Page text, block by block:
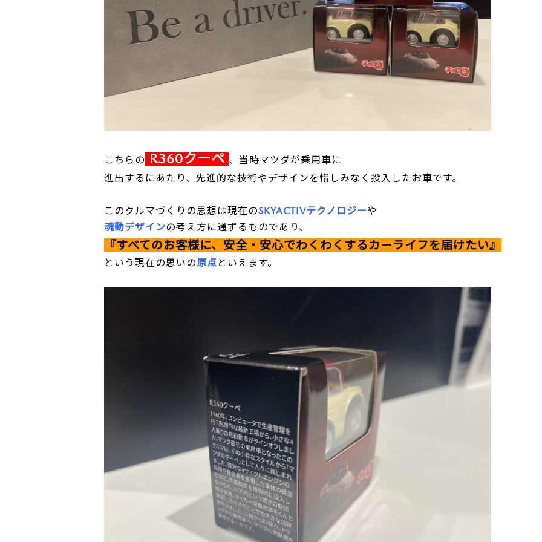
こちらの R360クーペ 、当時マツダが乗用車に
進出するにあたり、先進的な技術やデザインを惜しみなく投入したお車です。
このクルマづくりの思想は現在のSKYACTIVテクノロジーや
魂動デザインの考え方に通ずるものであり、
『すべてのお客様に、安全・安心でわくわくするカーライフを届けたい』
という現在の思いの原点 といえます。